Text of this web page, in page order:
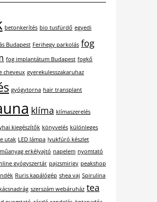
betonkerítés bio tusfürdő egyedi
Budapest Ferihegy parkolás fog
fog implantátum Budapest fogkő
cheveux gyerekulesszakaruhaz
gyógytorna hair transplant
klíma klímaszerelés
kiegészítők könyvelés különleges
utak LED lámpa lyukfúró készlet
műanyag erkélyajtó napelem nyomtató
gyógyszertár pajzsmirigy peakshop
Ruris kapálógép shea vaj Spirulina
szerszám webáruház tea